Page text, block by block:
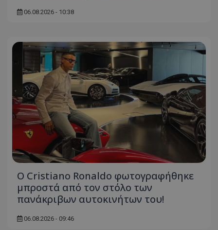
06.08.2026 - 10:38
Ο Cristiano Ronaldo φωτογραφήθηκε
μπροστά από τον στόλο των
πανάκριβων αυτοκινήτων του!
06.08.2026 - 09:46